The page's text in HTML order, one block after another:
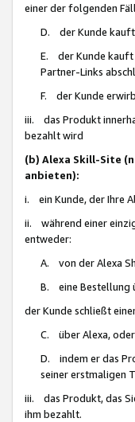
einer der folgenden
D. der Kunde
E. der Kunde kauft
Partner-Links
F. der Kunde
iii. das Produkt
bezahlt wird
(b) Alexa Skill-Site
anbieten):
i. ein Kunde, der Ihre
ii. während einer
entweder:
A. von der Alexa
B. eine Bestellung
der Kunde schließt
C. über Alexa, oder
D. indem er das
seiner erstmaligen
iii. das Produkt, das
ihm bezahlt.